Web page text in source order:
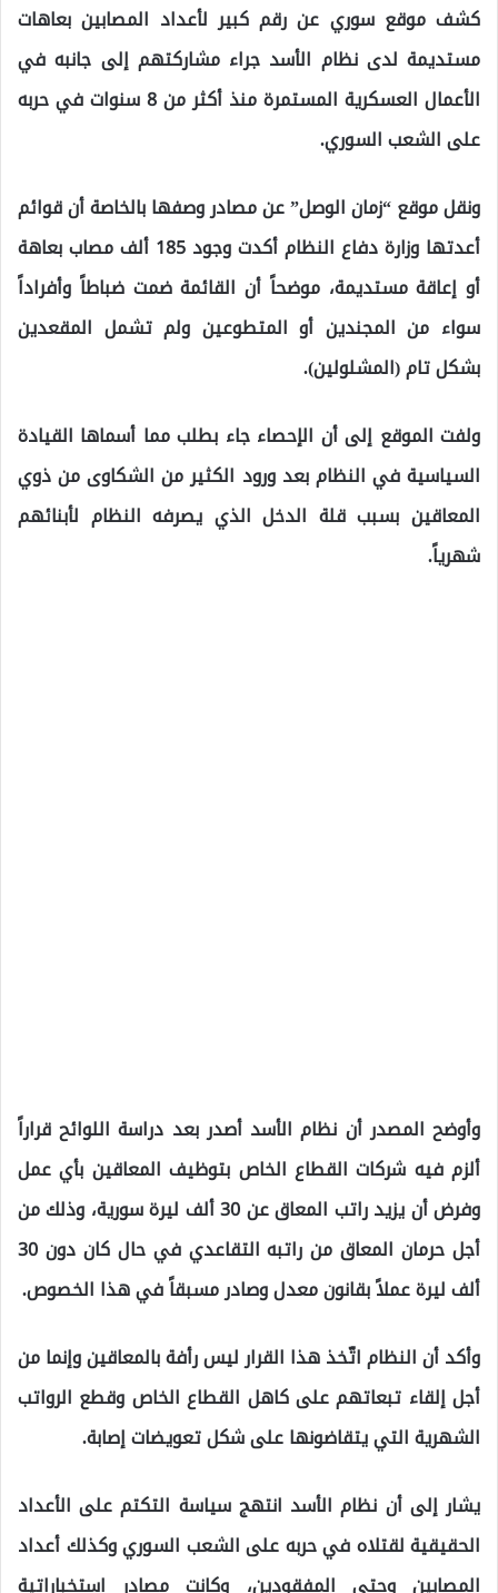
كشف موقع سوري عن رقم كبير لأعداد المصابين بعاهات
مستديمة لدى نظام الأسد جراء مشاركتهم إلى جانبه في
الأعمال العسكرية المستمرة منذ أكثر من 8 سنوات في حربه
على الشعب السوري.
ونقل موقع “زمان الوصل” عن مصادر وصفها بالخاصة أن قوائم
أعدتها وزارة دفاع النظام أكدت وجود 185 ألف مصاب بعاهة
أو إعاقة مستديمة، موضحاً أن القائمة ضمت ضباطاً وأفراداً
سواء من المجندين أو المتطوعين ولم تشمل المقعدين
بشكل تام (المشلولين).
ولفت الموقع إلى أن الإحصاء جاء بطلب مما أسماها القيادة
السياسية في النظام بعد ورود الكثير من الشكاوى من ذوي
المعاقين بسبب قلة الدخل الذي يصرفه النظام لأبنائهم
شهرياً.
وأوضح المصدر أن نظام الأسد أصدر بعد دراسة اللوائح قراراً
ألزم فيه شركات القطاع الخاص بتوظيف المعاقين بأي عمل
وفرض أن يزيد راتب المعاق عن 30 ألف ليرة سورية، وذلك من
أجل حرمان المعاق من راتبه التقاعدي في حال كان دون 30
ألف ليرة عملاً بقانون معدل وصادر مسبقاً في هذا الخصوص.
وأكد أن النظام اتّخذ هذا القرار ليس رأفة بالمعاقين وإنما من
أجل إلقاء تبعاتهم على كاهل القطاع الخاص وقطع الرواتب
الشهرية التي يتقاضونها على شكل تعويضات إصابة.
يشار إلى أن نظام الأسد انتهج سياسة التكتم على الأعداد
الحقيقية لقتلاه في حربه على الشعب السوري وكذلك أعداد
المصابين وحتى المفقودين، وكانت مصادر استخباراتية